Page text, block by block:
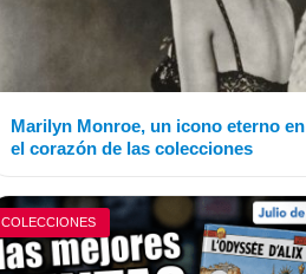
Marilyn Monroe, un icono eterno en
el corazón de las colecciones
COLECCIONES